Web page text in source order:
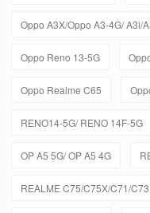
Oppo A3X/Oppo A3-4G/ A3i/
Oppo Reno 13-5G
Oppo Realme C65
RENO14-5G/ RENO 14F-5G
OP A5 5G/ OP A5 4G
REALME C75/C75X/C71/C73